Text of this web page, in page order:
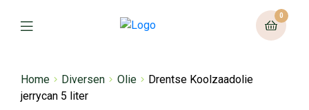
0
Home Diversen Olie
Drentse Koolzaadolie
jerrycan 5 liter